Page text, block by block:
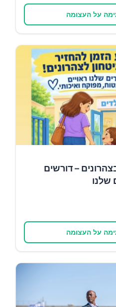
על העצומה
– דורשים
שלנו
על העצומה